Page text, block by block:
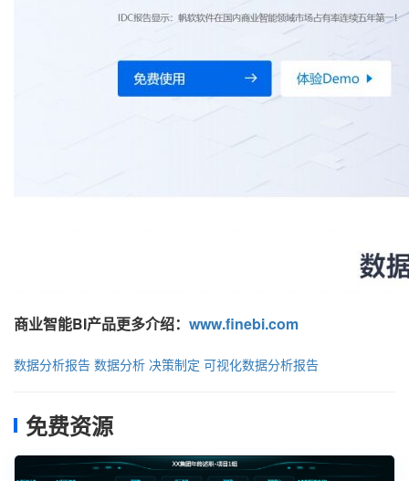
商业智能BI产品更多介绍： www.finebi.com
数据分析报告 数据分析 决策制定 可视化数据分析报告
免费资源